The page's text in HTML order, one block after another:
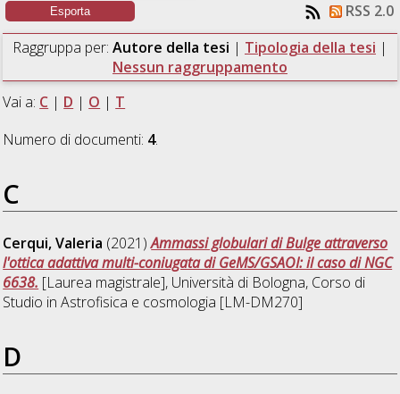
RSS 2.0
Raggruppa per: Autore della tesi | Tipologia della tesi |
Nessun raggruppamento
Vai a: C | D | O | T
Numero di documenti: 4.
C
Cerqui, Valeria (2021)Ammassi globulari di Bulge attraverso
l'ottica adattiva multi-coniugata di GeMS/GSAOI: il caso di NGC
6638. [Laurea magistrale], Università di Bologna, Corso di
Studio inAstrofisica e cosmologia [LM-DM270]
D